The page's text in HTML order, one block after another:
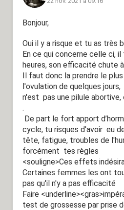
Bonjour,
Oui il y a risque et tu as très
En ce qui concerne celle ci,
heures, son efficacité chute
Il faut donc la prendre le
l'ovulation de quelques
n'est pas une pilule
.
De part le fort apport
cycle, tu risques d'avoir eu
tête, fatigue, troubles de
forcément tes règles
<souligne>Ces effets
Certaines femmes les ont
pas qu'il n'y a pas efficacité
Faire
test de grossesse par prise